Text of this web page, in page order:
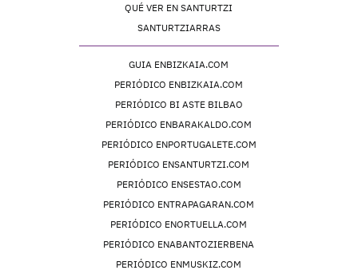
QUÉ VER EN SANTURTZI
SANTURTZIARRAS
GUIA ENBIZKAIA.COM
PERIÓDICO ENBIZKAIA.COM
PERIÓDICO BI ASTE BILBAO
PERIÓDICO ENBARAKALDO.COM
PERIÓDICO ENPORTUGALETE.COM
PERIÓDICO ENSANTURTZI.COM
PERIÓDICO ENSESTAO.COM
PERIÓDICO ENTRAPAGARAN.COM
PERIÓDICO ENORTUELLA.COM
PERIÓDICO ENABANTOZIERBENA
PERIÓDICO ENMUSKIZ.COM